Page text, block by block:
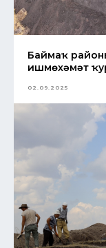
Баймаҡ
ишмөхәмәт
02.09.2025